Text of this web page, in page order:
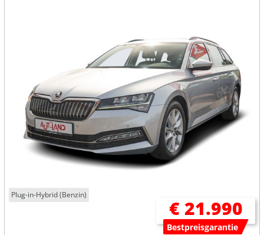
Plug-in-Hybrid (Benzin)
€ 21.990
Bestpreisgarantie